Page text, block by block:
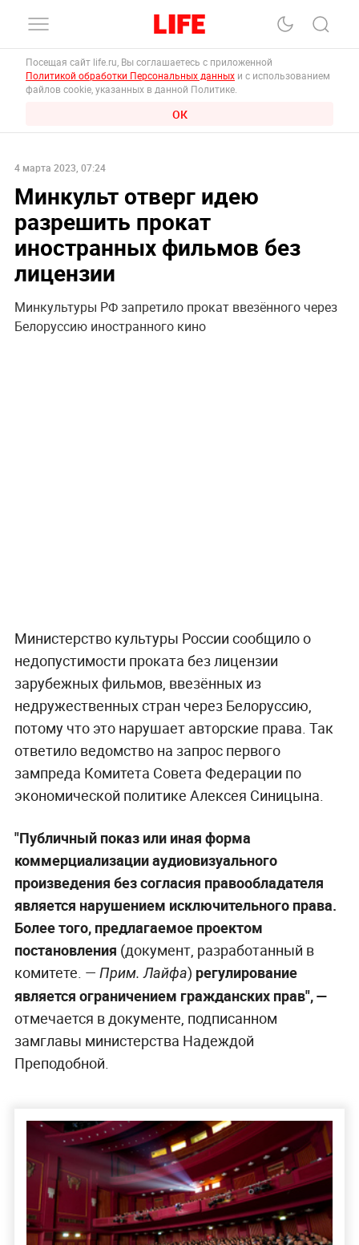
Посещая сайт life.ru, Вы соглашаетесь с приложенной
Политикой обработки Персональных данных и с использованием
файлов cookie, указанных в данной Политике.
ОК
4 марта 2023, 07:24
Минкульт отверг идею
разрешить прокат
иностранных фильмов без
лицензии
Минкультуры РФ запретило прокат ввезённого через
Белоруссию иностранного кино
Министерство культуры России сообщило о
недопустимости проката без лицензии
зарубежных фильмов, ввезённых из
недружественных стран через Белоруссию,
потому что это нарушает авторские права. Так
ответило ведомство на запрос первого
зампреда Комитета Совета Федерации по
экономической политике Алексея Синицына.
"Публичный показ или иная форма
коммерциализации аудиовизуального
произведения без согласия правообладателя
является нарушением исключительного права.
Более того, предлагаемое проектом
постановления (документ, разработанный в
комитете. — Прим. Лайфа) регулирование
является ограничением гражданских прав",—
отмечается в документе, подписанном
замглавы министерства Надеждой
Преподобной.